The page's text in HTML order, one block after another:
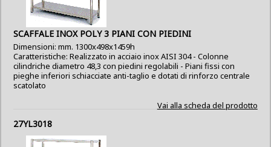
SCAFFALE INOX POLY 3 PIANI CON PIEDINI
Dimensioni: mm. 1300x498x1459h
Caratteristiche: Realizzato in acciaio inox AISI 304 - Colonne
cilindriche diametro 48,3 con piedini regolabili - Piani fissi con
pieghe inferiori schiacciate anti-taglio e dotati di rinforzo centrale
scatolato
Vai alla scheda del prodotto
27YL3018